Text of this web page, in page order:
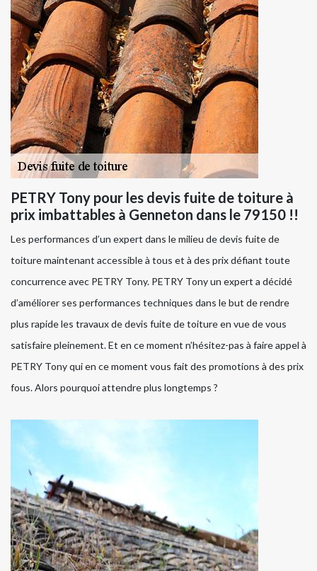
PETRY Tony pour les devis fuite de toiture à
prix imbattables à Genneton dans le 79150 !!
Les performances d’un expert dans le milieu de devis fuite de
toiture maintenant accessible à tous et à des prix défiant toute
concurrence avec PETRY Tony. PETRY Tony un expert a décidé
d’améliorer ses performances techniques dans le but de rendre
plus rapide les travaux de devis fuite de toiture en vue de vous
satisfaire pleinement. Et en ce moment n’hésitez-pas à faire appel à
PETRY Tony qui en ce moment vous fait des promotions à des prix
fous. Alors pourquoi attendre plus longtemps ?